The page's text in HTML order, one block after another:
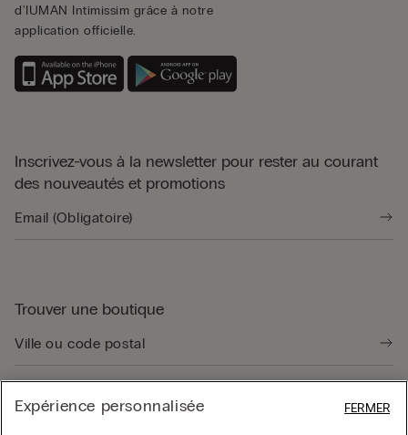
d'IUMAN Intimissim grâce à notre
application officielle.
Inscrivez-vous à la newsletter pour rester au courant
des nouveautés et promotions
Trouver une boutique
Expérience personnalisée FERMER